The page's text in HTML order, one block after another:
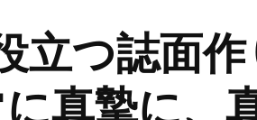
立つ誌面作
真摯に、